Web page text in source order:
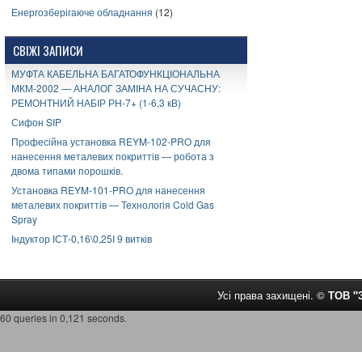
Енергозберігаюче обладнання (12)
СВІЖІ ЗАПИСИ
МУФТА КАБЕЛЬНА БАГАТОФУНКЦІОНАЛЬНА
МКМ-2002 — АНАЛОГ ЗАМІНА НА СУЧАСНУ:
РЕМОНТНИЙ НАБІР РН-7+ (1-6,3 кВ)
Сифон SIP
Професійна установка REYM-102-PRO для
нанесення металевих покриттів — робота з
двома типами порошків.
Установка REYM-101-PRO для нанесення
металевих покриттів — Технологія Cold Gas
Spray
Індуктор ІСТ-0,16\0,25І 9 витків
Усі права захищені. © ТОВ
60 queries in 0,121 seconds.